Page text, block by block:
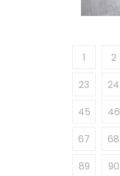
1 2
23
24
45
46
67
68
89
90